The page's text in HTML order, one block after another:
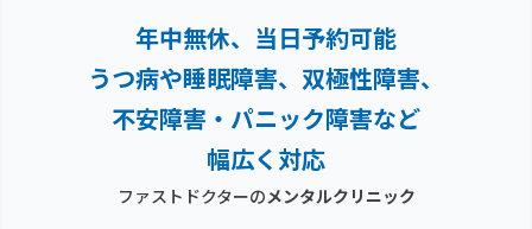
年中無休、当日予約可能
うつ病や睡眠障害、双極性障害、
不安障害・パニック障害など
幅広く対応
ファストドクターのメンタルクリニック